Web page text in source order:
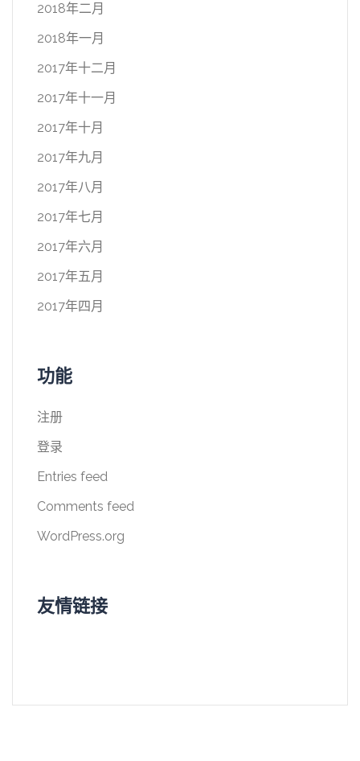
2018年二月
2018年一月
2017年十二月
2017年十一月
2017年十月
2017年九月
2017年八月
2017年七月
2017年六月
2017年五月
2017年四月
功能
注册
登录
Entries feed
Comments feed
WordPress.org
友情链接